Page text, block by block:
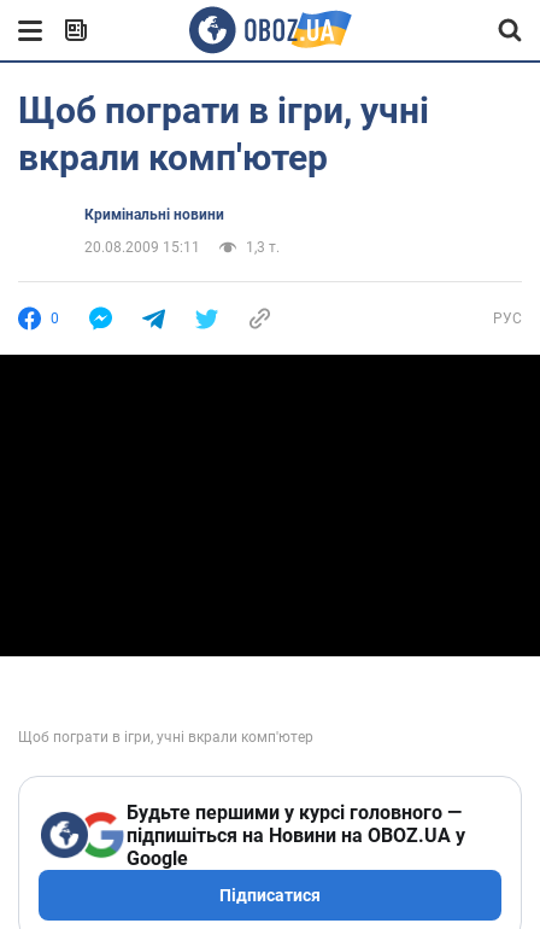
Щоб пограти в ігри, учні
вкрали комп'ютер
Кримінальні новини
20.08.2009 15:11
1,3 т.
0 РУС
Будьте першими у курсі головного —
підпишіться на Новини на OBOZ.UA у
Google
Підписатися